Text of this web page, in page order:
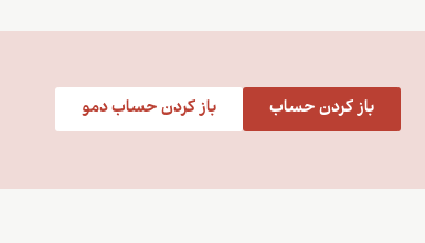
باز کردن حساب باز کردن حساب دمو